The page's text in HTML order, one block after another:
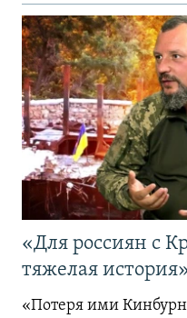
«Для россиян с
тяжелая
«Потеря ими